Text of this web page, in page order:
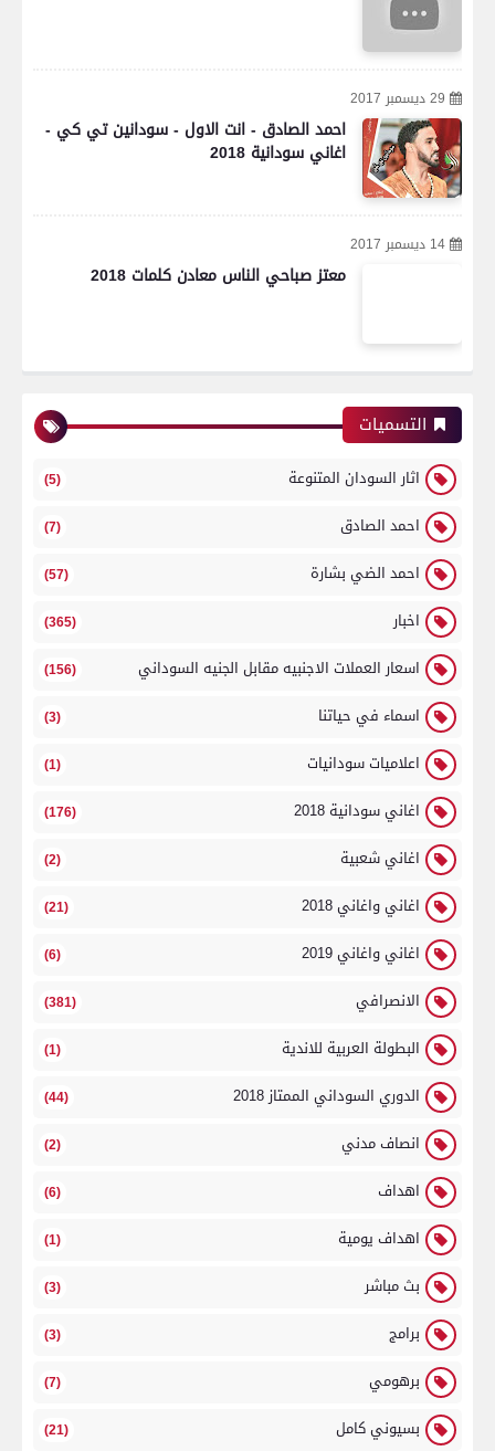
29 ديسمبر 2017
احمد الصادق - انت الاول - سودانين تي كي -
اغاني سودانية 2018
14 ديسمبر 2017
معتز صباحي الناس معادن كلمات 2018
التسميات
اثار السودان المتنوعة (5)
احمد الصادق (7)
احمد الضي بشارة (57)
اخبار (365)
اسعار العملات الاجنبيه مقابل الجنيه السوداني (156)
اسماء في حياتنا (3)
اعلاميات سودانيات (1)
اغاني سودانية 2018 (176)
اغاني شعبية (2)
اغاني واغاني 2018 (21)
اغاني واغاني 2019 (6)
الانصرافي (381)
البطولة العربية للاندية (1)
الدوري السوداني الممتاز 2018 (44)
انصاف مدني (2)
اهداف (6)
اهداف يومية (1)
بث مباشر (3)
برامج (3)
برهومي (7)
بسيوني كامل (21)